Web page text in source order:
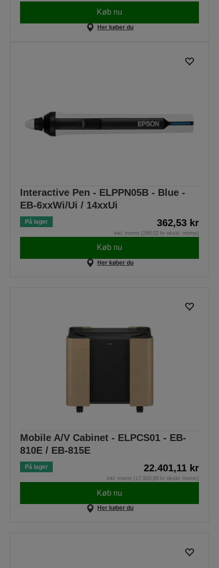
Køb nu
Her køber du
Interactive Pen - ELPPN05B - Blue -
EB-6xxWi/Ui / 14xxUi
På lager 362,53 kr
inkl. moms (290,02 kr ekskl. moms)
Køb nu
Her køber du
Mobile A/V Cabinet - ELPCS01 - EB-
810E / EB-815E
På lager 22.401,11 kr
inkl. moms (17.920,89 kr ekskl. moms)
Køb nu
Her køber du